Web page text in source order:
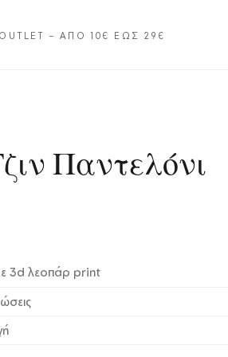
– ΑΠΌ 10€ ΈΩΣ 29€
Παντελόνι
3d λεοπάρ print